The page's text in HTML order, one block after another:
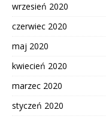
wrzesień 2020
czerwiec 2020
maj 2020
kwiecień 2020
marzec 2020
styczeń 2020